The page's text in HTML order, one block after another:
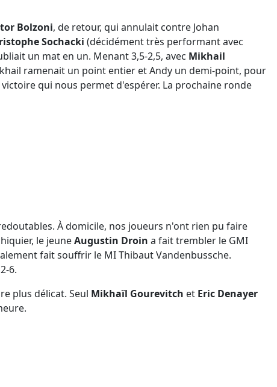
Bolzoni, de retour, qui annulait contre Johan
Sochacki (décidément très performant avec
un mat en un. Menant 3,5-2,5, avec Mikhail
ramenait un point entier et Andy un demi-point, pour
qui nous permet d'espérer. La prochaine ronde
À domicile, nos joueurs n'ont rien pu faire
le jeuneAugustin Droin a fait trembler le GMI
fait souffrir le MI Thibaut Vandenbussche.
6.
plus délicat. Seul Mikhaïl Gourevitch et Eric Denayer